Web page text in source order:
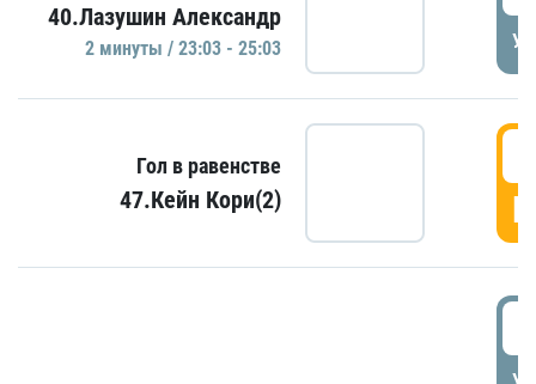
40.Лазушин Александр
2 минуты / 23:03 - 25:03
Гол в равенстве
47.Кейн Кори(2)